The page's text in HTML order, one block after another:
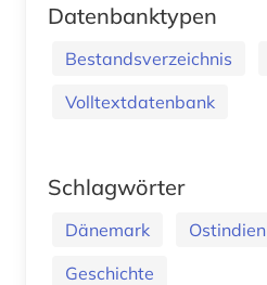
Datenbanktypen
Bestandsverzeichnis
Volltextdatenbank
Schlagwörter
Dänemark Ostindien
Geschichte